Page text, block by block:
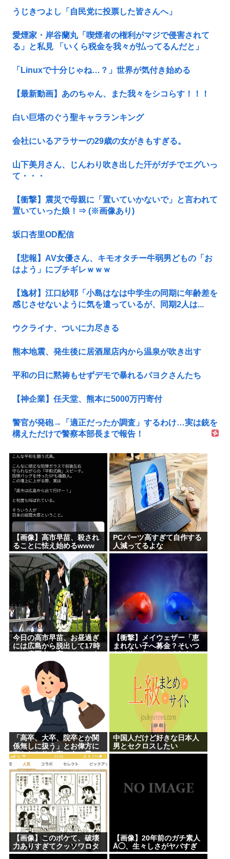
うじきつよし「自民党に投票した皆さんへ」
愛煙家・岸谷蘭丸「喫煙者の権利がマジで侵害されて
る」と私見 「いくら税金を我々が払ってるんだと」
「Linuxで十分じゃね…？」世界が気付き始める
【最新動画】あのちゃん、また我々をシコらす！！！
白い巨塔のぐう聖キャラランキング
会社にいるアラサーの29歳の女がきもすぎる。
山下美月さん、じんわり吹き出した汗がガチでエグいっ
て・・・
【衝撃】震災で母親に「置いていかないで」と言われて
置いていった娘！⇒ (※画像あり)
坂口杏里OD配信
【悲報】AV女優さん、キモオタチー牛弱男どもの「お
はよう」にブチギレｗｗｗ
【逸材】江口紗耶「小島はなは中学生の同期に年齢差を
感じさせないように気を遣っているが、同期2人は...
ウクライナ、ついに力尽きる
熊本地震、発生後に居酒屋店内から温泉が吹き出す
平和の日に黙祷もせずデモで暴れるパヨクさんたち
【神企業】任天堂、熊本に5000万円寄付
警官が発砲→「適正だったか調査」するわけ…実は銃を
構えただけで警察本部長まで報告！
【画像】高市早苗、殺され
ることに怯え始めるwww
PCパーツ高すぎて自作する
人減ってるよな
今日の高市早苗、お昼過ぎ
には広島から脱出して17時
には歯医者に寄ってそのま
【衝撃】メイウェザー「恵
まれない子へ募金？そいつ
らが俺に何かしてくれたの
「高卒、大卒、院卒とか関
係無しに扱う」とお偉方に
言われた修士卒の女の子
が...
中国人だけど好きな日本人
男とセクロスしたい
【画像】このボケて、破壊
力ありすぎてクッソワロタ
www
【画像】20年前のガチ素人
Å◯、生々しさがヤバすぎ
る